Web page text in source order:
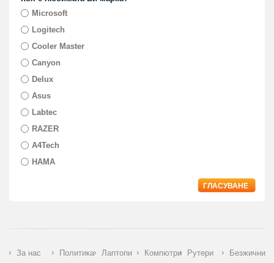
Microsoft
Logitech
Cooler Master
Canyon
Delux
Asus
Labtec
RAZER
A4Tech
HAMA
ГЛАСУВАНЕ
За нас
Политика
Лаптопи
Компютри
Рутери
Безжични